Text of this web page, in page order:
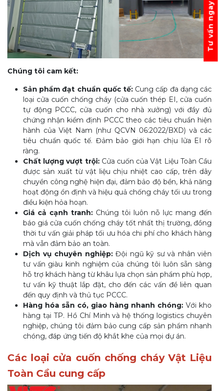
Chúng tôi cam kết:
Sản phẩm đạt chuẩn quốc tế: Cung cấp đa dạng các
loại cửa cuốn chống cháy (cửa cuốn thép EI, cửa cuốn
tự động PCCC, cửa cuốn cho nhà xưởng) với đầy đủ
chứng nhận kiểm định PCCC theo các tiêu chuẩn hiện
hành của Việt Nam (như QCVN 06:2022/BXD) và các
tiêu chuẩn quốc tế. Đảm bảo giới hạn chịu lửa EI rõ
ràng.
Chất lượng vượt trội:Cửa cuốn của Vật Liệu Toàn Cầu
được sản xuất từ vật liệu chịu nhiệt cao cấp, trên dây
chuyền công nghệ hiện đại, đảm bảo độ bền, khả năng
hoạt động ổn định và hiệu quả chống cháy tối ưu trong
điều kiện hỏa hoạn.
Giá cả cạnh tranh: Chúng tôi luôn nỗ lực mang đến
báo giá cửa cuốn chống cháy tốt nhất thị trường, đồng
thời tư vấn giải pháp tối ưu hóa chi phí cho khách hàng
mà vẫn đảm bảo an toàn.
Dịch vụ chuyên nghiệp:Đội ngũ kỹ sư và nhân viên
tư vấn giàu kinh nghiệm của chúng tôi luôn sẵn sàng
hỗ trợ khách hàng từ khâu lựa chọn sản phẩm phù hợp,
tư vấn kỹ thuật lắp đặt, cho đến các vấn đề liên quan
đến quy định và thủ tục PCCC.
Hàng hóa sẵn có, giao hàng nhanh chóng: Với kho
hàng tại TP. Hồ Chí Minh và hệ thống logistics chuyên
nghiệp, chúng tôi đảm bảo cung cấp sản phẩm nhanh
chóng, đáp ứng tiến độ khắt khe của mọi dự án.
Các loại cửa cuốn chống cháy Vật Liệu
Toàn Cầu cung cấp
Tư vấn ngay